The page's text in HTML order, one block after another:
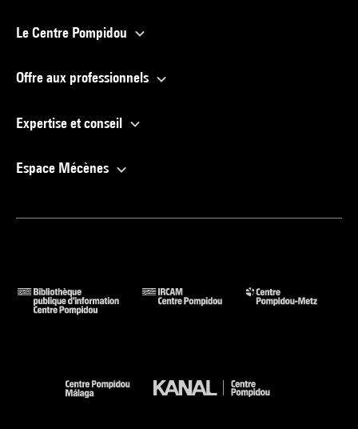
Le Centre Pompidou
Offre aux professionnels
Expertise et conseil
Espace Mécènes